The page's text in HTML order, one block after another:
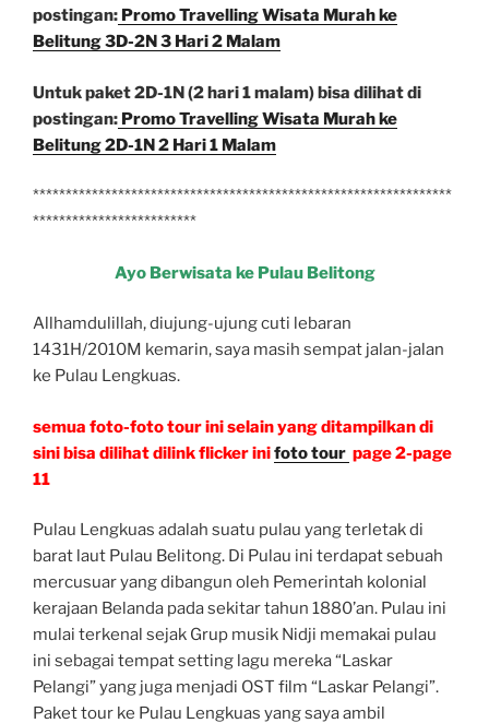
postingan: Promo Travelling Wisata Murah ke
Belitung 3D-2N 3 Hari 2 Malam
Untuk paket 2D-1N (2 hari 1 malam) bisa dilihat di
postingan: Promo Travelling Wisata Murah ke
Belitung 2D-1N 2 Hari 1 Malam
****************************************************************
*************************
Ayo Berwisata ke Pulau Belitong
Allhamdulillah, diujung-ujung cuti lebaran
1431H/2010M kemarin, saya masih sempat jalan-jalan
ke Pulau Lengkuas.
semua foto-foto tour ini selain yang ditampilkan di
sini bisa dilihat dilink flicker inifoto tour page 2-page
11
Pulau Lengkuas adalah suatu pulau yang terletak di
barat laut Pulau Belitong. Di Pulau ini terdapat sebuah
mercusuar yang dibangun oleh Pemerintah kolonial
kerajaan Belanda pada sekitar tahun 1880’an. Pulau ini
mulai terkenal sejak Grup musik Nidji memakai pulau
ini sebagai tempat setting lagu mereka “Laskar
Pelangi” yang juga menjadi OST film “Laskar Pelangi”.
Paket tour ke Pulau Lengkuas yang saya ambil